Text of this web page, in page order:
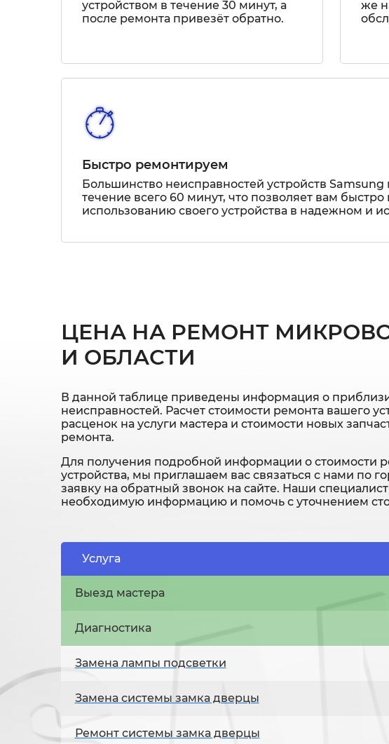
устройством в течение 30 минут, а
после ремонта привезёт обратно.
же
Быстро ремонтируем
Большинство неисправностей устройств
течение всего 60 минут, что позволяет вам быстро
использованию своего устройства в надежном и
ЦЕНА НА РЕМОНТ
И ОБЛАСТИ
В данной таблице приведены информация о
неисправностей. Расчет стоимости ремонта вашего
расценок на услуги мастера и стоимости новых
ремонта.
Для получения подробной информации о стоимости
устройства, мы приглашаем вас связаться с нами по
заявку на обратный звонок на сайте. Наши
необходимую информацию и помочь с уточнением
Услуга
Выезд мастера
Диагностика
Замена лампы подсветки
Замена системы замка дверцы
Ремонт системы замка дверцы